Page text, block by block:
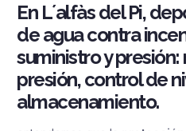
En L´alfàs del Pi,
de agua contra
suministro y
presión, control de
almacenamiento.